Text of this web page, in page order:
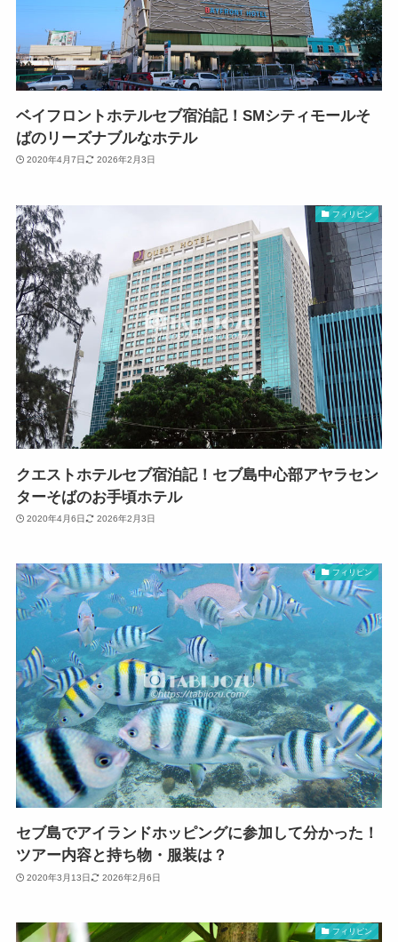
ベイフロントホテルセブ宿泊記！SMシティモールそ
ばのリーズナブルなホテル
2020年4月7日 2026年2月3日
フィリピン
クエストホテルセブ宿泊記！セブ島中心部アヤラセン
ターそばのお手頃ホテル
2020年4月6日 2026年2月3日
フィリピン
セブ島でアイランドホッピングに参加して分かった！
ツアー内容と持ち物・服装は？
2020年3月13日 2026年2月6日
フィリピン